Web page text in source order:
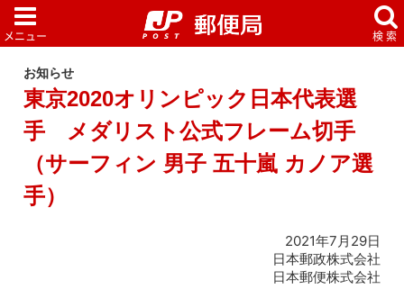
お知らせ
東京2020オリンピック日本代表選
手 メダリスト公式フレーム切手
（サーフィン 男子 五十嵐 カノア選
手）
2021年7月29日
日本郵政株式会社
日本郵便株式会社